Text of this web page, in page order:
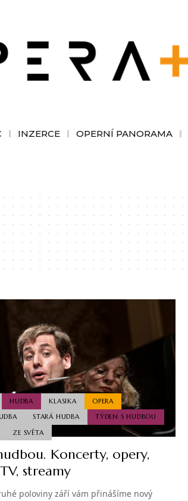
INZERCE OPERNÍ PANORAMA
HUDBA KLASIKA
OPERA
STARÁ HUDBA
TÝDEN S HUDBOU
ZE SVĚTA
Koncerty, opery,
streamy
poloviny září vám přinášíme nový